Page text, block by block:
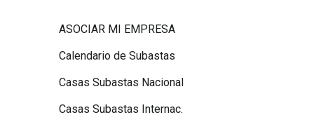
ASOCIAR MI EMPRESA
Calendario de Subastas
Casas Subastas Nacional
Casas Subastas Internac.